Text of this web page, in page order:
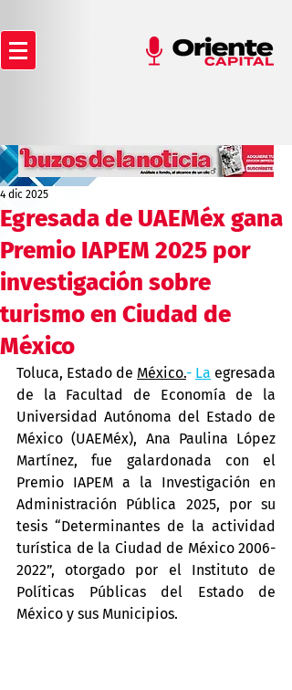
Egresada de UAEMéx gana
Premio IAPEM 2025 por
investigación sobre
turismo en Ciudad de
México
4 dic 2025
Toluca, Estado de México.- La egresada
de la Facultad de Economía de la
Universidad Autónoma del Estado de
México (UAEMéx), Ana Paulina López
Martínez, fue galardonada con el
Premio IAPEM a la Investigación en
Administración Pública 2025, por su
tesis “Determinantes de la actividad
turística de la Ciudad de México 2006-
2022”, otorgado por el Instituto de
Políticas Públicas del Estado de
México y sus Municipios.